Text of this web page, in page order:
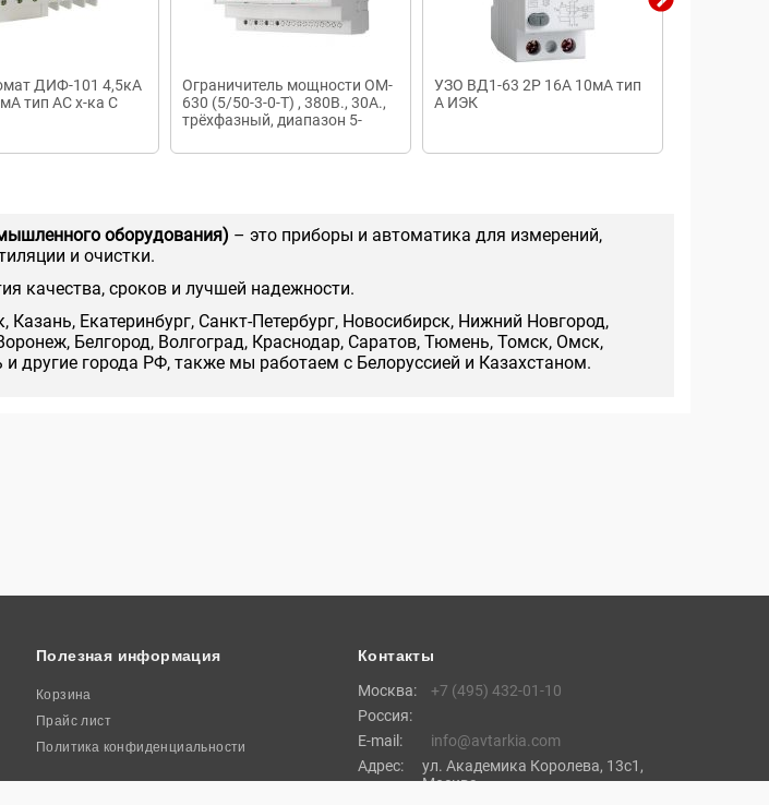
ДИФ-101 4,5кА
тип AC х-ка С
Ограничитель мощности OM-
630 (5/50-3-0-Т) , 380В., 30А.,
трёхфазный, диапазон 5-
УЗО ВД1-63 2Р 16А 10мА тип
А ИЭК
оборудования) – это приборы и автоматика для измерений,
и очистки.
качества, сроков и лучшей надежности.
Екатеринбург, Санкт-Петербург, Новосибирск, Нижний Новгород,
Белгород, Волгоград, Краснодар, Саратов, Тюмень, Томск, Омск,
другие города РФ, также мы работаем с Белоруссией и Казахстаном.
Полезная информация
Корзина
Прайс лист
Политика конфиденциальности
Контакты
Москва:
+7 (495) 432-01-10
Россия:
E-mail:
info@avtarkia.com
Адрес:
ул. Академика Королева, 13с1,
Москва